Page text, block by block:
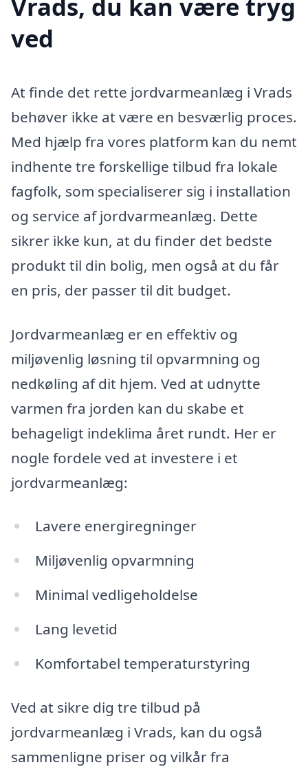
Vrads, du kan være tryg
ved
At finde det rette jordvarmeanlæg i Vrads
behøver ikke at være en besværlig proces.
Med hjælp fra vores platform kan du nemt
indhente tre forskellige tilbud fra lokale
fagfolk, som specialiserer sig i installation
og service af jordvarmeanlæg. Dette
sikrer ikke kun, at du finder det bedste
produkt til din bolig, men også at du får
en pris, der passer til dit budget.
Jordvarmeanlæg er en effektiv og
miljøvenlig løsning til opvarmning og
nedkøling af dit hjem. Ved at udnytte
varmen fra jorden kan du skabe et
behageligt indeklima året rundt. Her er
nogle fordele ved at investere i et
jordvarmeanlæg:
Lavere energiregninger
Miljøvenlig opvarmning
Minimal vedligeholdelse
Lang levetid
Komfortabel temperaturstyring
Ved at sikre dig tre tilbud på
jordvarmeanlæg i Vrads, kan du også
sammenligne priser og vilkår fra